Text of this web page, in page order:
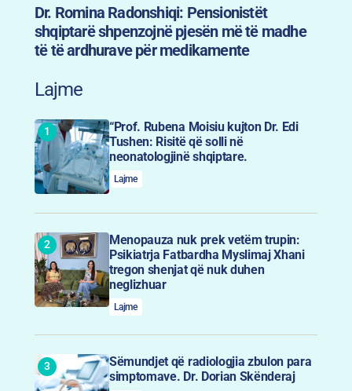
Dr. Romina Radonshiqi: Pensionistët
shqiptarë shpenzojnë pjesën më të madhe
të të ardhurave për medikamente
Lajme
“Prof. Rubena Moisiu kujton Dr. Edi
Tushen: Risitë që solli në
neonatologjinë shqiptare.
Lajme
Menopauza nuk prek vetëm trupin:
Psikiatrja Fatbardha Myslimaj Xhani
tregon shenjat që nuk duhen
neglizhuar
Lajme
Sëmundjet që radiologjia zbulon para
simptomave. Dr. Dorian Skënderaj